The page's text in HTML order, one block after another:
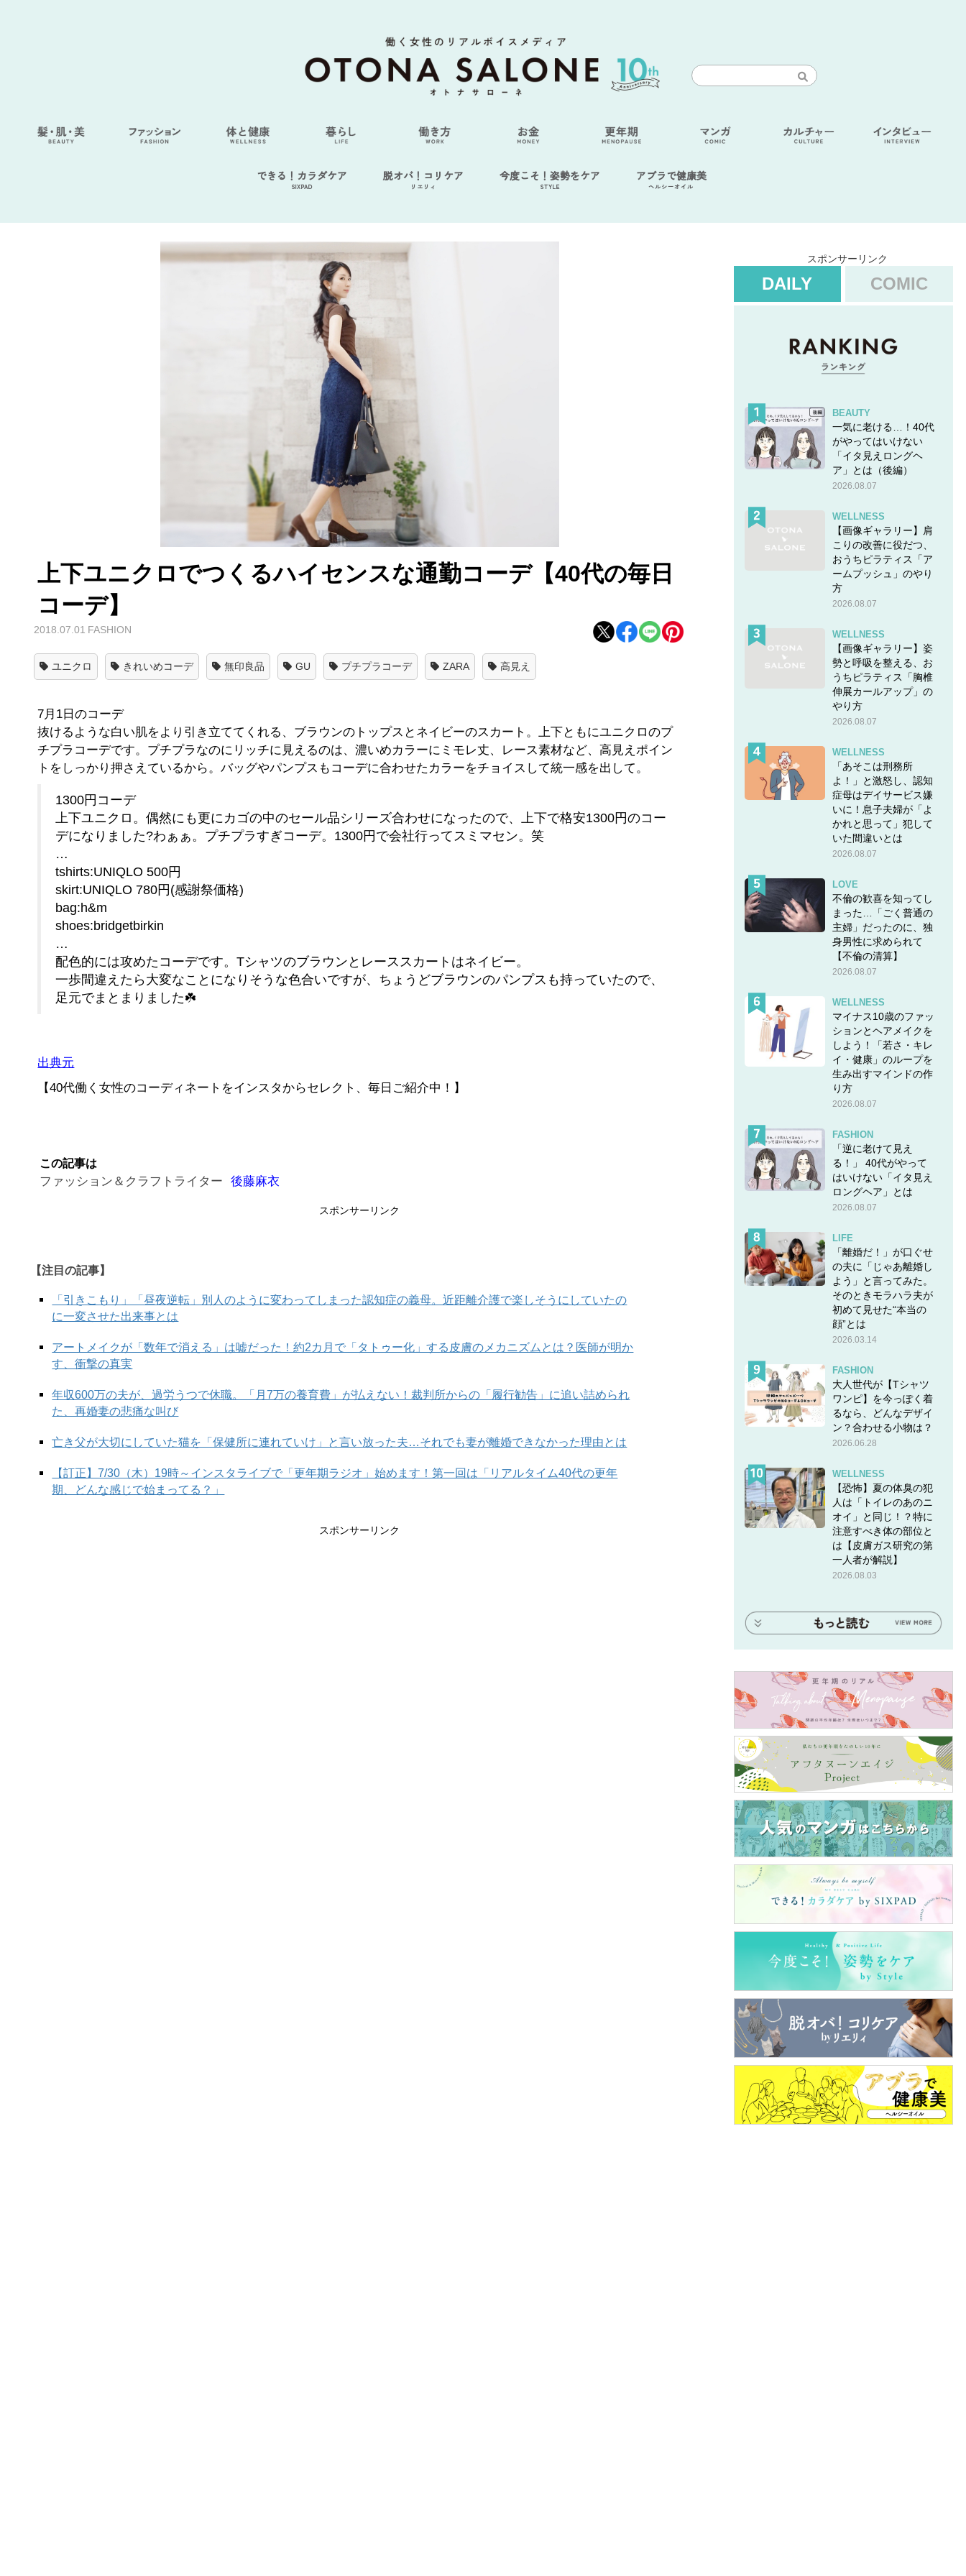
できる！カラダケア
SIXPAD
脱オバ！コリケア
リエリィ
今度こそ！姿勢をケア
STYLE
アブラで健康美
ヘルシーオイル
上下ユニクロでつくるハイセンスな通勤コーデ【40代の毎日
コーデ】
2018.07.01 FASHION
ユニクロ きれいめコーデ 無印良品 GU プチプラコーデ ZARA 高見え
7月1日のコーデ
抜けるような白い肌をより引き立ててくれる、ブラウンのトップスとネイビーのスカート。上下ともにユニクロのプ
チプラコーデです。プチプラなのにリッチに見えるのは、濃いめカラーにミモレ丈、レース素材など、高見えポイン
トをしっかり押さえているから。バッグやパンプスもコーデに合わせたカラーをチョイスして統一感を出して。
1300円コーデ
上下ユニクロ。偶然にも更にカゴの中のセール品シリーズ合わせになったので、上下で格安1300円のコー
デになりました?わぁぁ。プチプラすぎコーデ。1300円で会社行ってスミマセン。笑
…
tshirts:UNIQLO 500円
skirt:UNIQLO 780円(感謝祭価格)
bag:h&m
shoes:bridgetbirkin
…
配色的には攻めたコーデです。Tシャツのブラウンとレーススカートはネイビー。
一歩間違えたら大変なことになりそうな色合いですが、ちょうどブラウンのパンプスも持っていたので、
足元でまとまりました☘️
出典元
【40代働く女性のコーディネートをインスタからセレクト、毎日ご紹介中！】
この記事は
ファッション＆クラフトライター 後藤麻衣
スポンサーリンク
【注目の記事】
「引きこもり」「昼夜逆転」別人のように変わってしまった認知症の義母。近距離介護で楽しそうにしていたの
に一変させた出来事とは
アートメイクが「数年で消える」は嘘だった！約2カ月で「タトゥー化」する皮膚のメカニズムとは？医師が明か
す、衝撃の真実
年収600万の夫が、過労うつで休職。「月7万の養育費」が払えない！裁判所からの「履行勧告」に追い詰められ
た、再婚妻の悲痛な叫び
亡き父が大切にしていた猫を「保健所に連れていけ」と言い放った夫…それでも妻が離婚できなかった理由とは
【訂正】7/30（木）19時～インスタライブで「更年期ラジオ」始めます！第一回は「リアルタイム40代の更年
期、どんな感じで始まってる？」
スポンサーリンク
スポンサーリンク
DAILY COMIC
BEAUTY
一気に老ける…！40代
がやってはいけない
「イタ見えロングヘ
ア」とは（後編）
2026.08.07
WELLNESS
【画像ギャラリー】肩
こりの改善に役だつ、
おうちピラティス「ア
ームプッシュ」のやり
方
2026.08.07
WELLNESS
【画像ギャラリー】姿
勢と呼吸を整える、お
うちピラティス「胸椎
伸展カールアップ」の
やり方
2026.08.07
WELLNESS
「あそこは刑務所
よ！」と激怒し、認知
症母はデイサービス嫌
いに！息子夫婦が「よ
かれと思って」犯して
いた間違いとは
2026.08.07
LOVE
不倫の歓喜を知ってし
まった…「ごく普通の
主婦」だったのに、独
身男性に求められて
【不倫の清算】
2026.08.07
WELLNESS
マイナス10歳のファッ
ションとヘアメイクを
しよう！「若さ・キレ
イ・健康」のループを
生み出すマインドの作
り方
2026.08.07
FASHION
「逆に老けて見え
る！」 40代がやって
はいけない「イタ見え
ロングヘア」とは
2026.08.07
LIFE
「離婚だ！」が口ぐせ
の夫に「じゃあ離婚し
よう」と言ってみた。
そのときモラハラ夫が
初めて見せた“本当の
顔”とは
2026.03.14
FASHION
大人世代が【Tシャツ
ワンピ】を今っぽく着
るなら、どんなデザイ
ン？合わせる小物は？
2026.06.28
WELLNESS
【恐怖】夏の体臭の犯
人は「トイレのあのニ
オイ」と同じ！？特に
注意すべき体の部位と
は【皮膚ガス研究の第
一人者が解説】
2026.08.03